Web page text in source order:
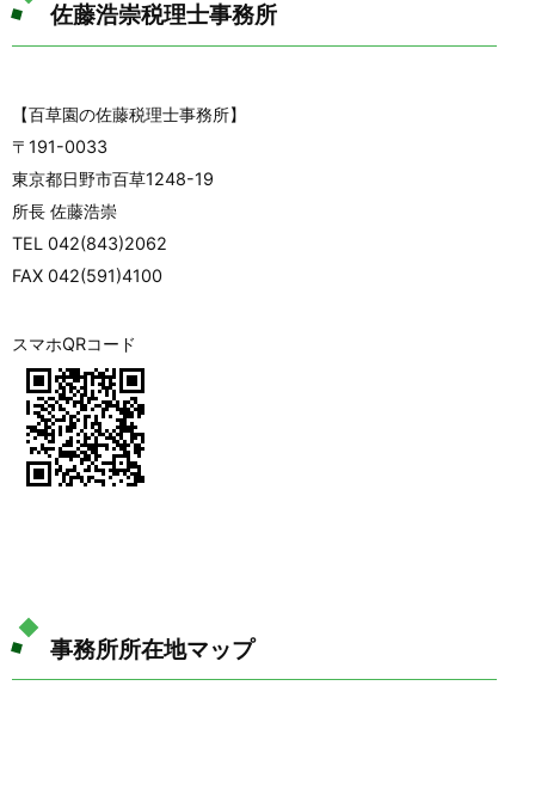
佐藤浩崇税理士事務所
【百草園の佐藤税理士事務所】
〒191-0033
東京都日野市百草1248-19
所長 佐藤浩崇
TEL 042(843)2062
FAX 042(591)4100
スマホQRコード
事務所所在地マップ